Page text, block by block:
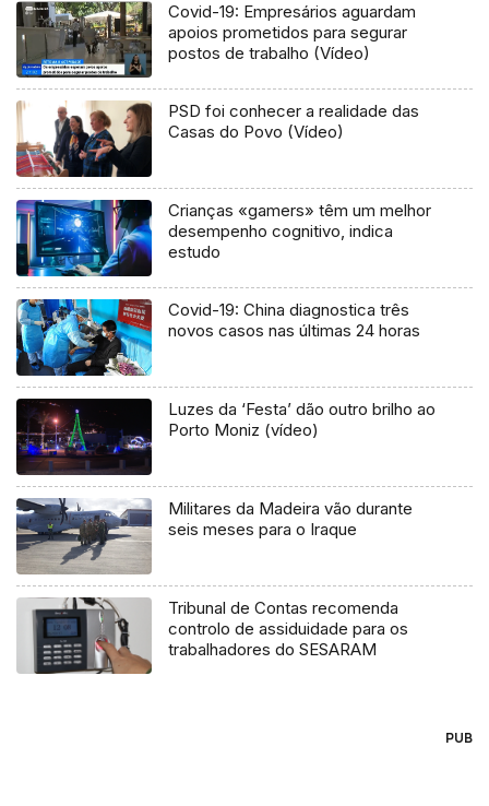
Covid-19: Empresários aguardam
apoios prometidos para segurar
postos de trabalho (Vídeo)
PSD foi conhecer a realidade das
Casas do Povo (Vídeo)
Crianças «gamers» têm um melhor
desempenho cognitivo, indica
estudo
Covid-19: China diagnostica três
novos casos nas últimas 24 horas
Luzes da ‘Festa’ dão outro brilho ao
Porto Moniz (vídeo)
Militares da Madeira vão durante
seis meses para o Iraque
Tribunal de Contas recomenda
controlo de assiduidade para os
trabalhadores do SESARAM
PUB